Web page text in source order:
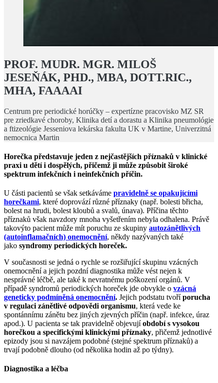
PROF. MUDR. MGR. MILOŠ
JESEŇÁK, PHD., MBA, DOTT.RIC.,
MHA, FAAAAI
Centrum pre periodické horúčky – expertízne pracovisko MZ SR
pre zriedkavé choroby, Klinika detí a dorastu a Klinika pneumológie
a ftizeológie Jesseniova lekárska fakulta UK v Martine, Univerzitná
nemocnica Martin
Horečka představuje jeden z nejčastějších příznaků v klinické
praxi u dětí i dospělých, přičemž ji může způsobit široké
spektrum infekčních i neinfekčních příčin.
U části pacientů se však setkáváme pravidelně se opakujícími
horečkami, které doprovází různé příznaky (např. bolesti břicha,
bolest na hrudi, bolest kloubů a svalů, únava). Příčina těchto
příznaků však navzdory mnoha vyšetřením nebyla odhalena. Právě
takovýto pacient může mít poruchu ze skupiny autozánětlivých
(autoinflamačních) onemocnění, někdy nazývaných také
jako syndromy periodických horeček.
V současnosti se jedná o rychle se rozšiřující skupinu vzácných
onemocnění a jejich pozdní diagnostika může vést nejen k
nesprávné léčbě, ale také k nevratnému poškození orgánů. V
případě syndromů periodických horeček jde obvykle o vzácná
geneticky podmíněná onemocnění. Jejich podstatu tvoříporucha
v regulaci zánětlivé odpovědi organismu, která vede ke
spontánnímu zánětu bez jiných zjevných příčin (např. infekce, úraz
apod.). U pacienta se tak pravidelně objevujíobdobí s vysokou
horečkou a specifickými klinickými příznaky, přičemž jednotlivé
epizody jsou si navzájem podobné (stejné spektrum příznaků) a
trvají podobně dlouho (od několika hodin až po týdny).
Diagnostika a léčba